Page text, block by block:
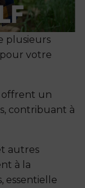
plusieurs
votre
offrent un
contribuant à
autres
à la
essentielle